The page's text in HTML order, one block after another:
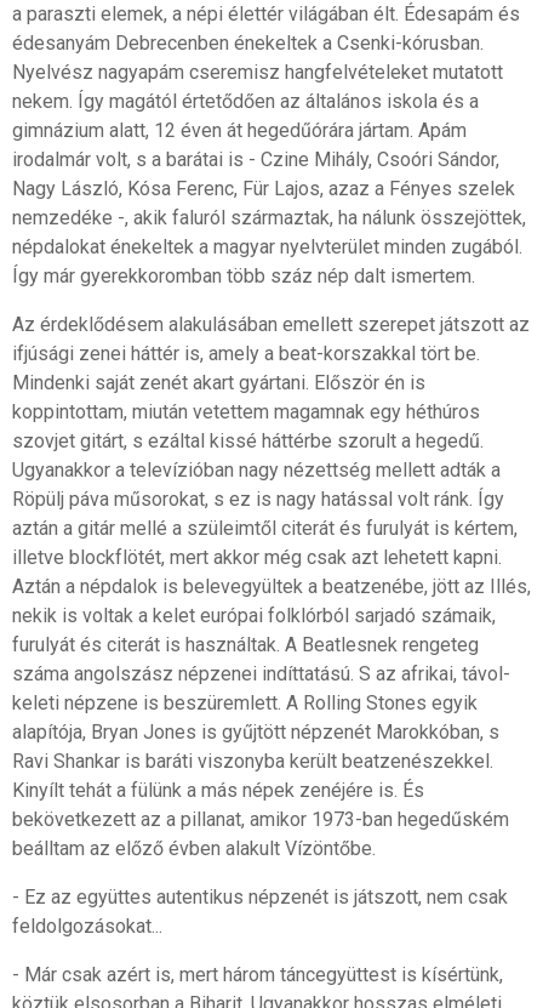
a paraszti elemek, a népi élettér világában élt. Édesapám és
édesanyám Debrecenben énekeltek a Csenki-kórusban.
Nyelvész nagyapám cseremisz hangfelvételeket mutatott
nekem. Így magától értetődően az általános iskola és a
gimnázium alatt, 12 éven át hegedűórára jártam. Apám
irodalmár volt, s a barátai is - Czine Mihály, Csoóri Sándor,
Nagy László, Kósa Ferenc, Für Lajos, azaz a Fényes szelek
nemzedéke -, akik faluról származtak, ha nálunk összejöttek,
népdalokat énekeltek a magyar nyelvterület minden zugából.
Így már gyerekkoromban több száz nép dalt ismertem.
Az érdeklődésem alakulásában emellett szerepet játszott az
ifjúsági zenei háttér is, amely a beat-korszakkal tört be.
Mindenki saját zenét akart gyártani. Először én is
koppintottam, miután vetettem magamnak egy héthúros
szovjet gitárt, s ezáltal kissé háttérbe szorult a hegedű.
Ugyanakkor a televízióban nagy nézettség mellett adták a
Röpülj páva műsorokat, s ez is nagy hatással volt ránk. Így
aztán a gitár mellé a szüleimtől citerát és furulyát is kértem,
illetve blockflötét, mert akkor még csak azt lehetett kapni.
Aztán a népdalok is belevegyültek a beatzenébe, jött az Illés,
nekik is voltak a kelet európai folklórból sarjadó számaik,
furulyát és citerát is használtak. A Beatlesnek rengeteg
száma angolszász népzenei indíttatású. S az afrikai, távol-
keleti népzene is beszüremlett. A Rolling Stones egyik
alapítója, Bryan Jones is gyűjtött népzenét Marokkóban, s
Ravi Shankar is baráti viszonyba került beatzenészekkel.
Kinyílt tehát a fülünk a más népek zenéjére is. És
bekövetkezett az a pillanat, amikor 1973-ban hegedűském
beálltam az előző évben alakult Vízöntőbe.
- Ez az együttes autentikus népzenét is játszott, nem csak
feldolgozásokat...
- Már csak azért is, mert három táncegyüttest is kísértünk,
köztük elsosorban a Biharit. Ugyanakkor hosszas elméleti